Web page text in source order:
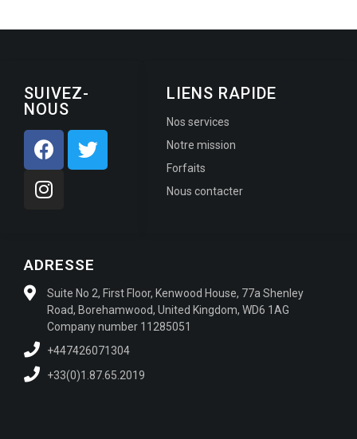
ADRESSE
Suite No 2, First Floor, Kenwood House, 77a Shenley
Road, Borehamwood, United Kingdom, WD6 1AG
Company number 11285051 ​
+447426071304
+33(0)1.87.65.2019
LIENS RAPIDE
Nos services
Notre mission
Forfaits
Nous contacter
SUIVEZ-
NOUS